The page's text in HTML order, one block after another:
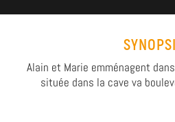
Alain et Marie emménagent
située dans la cave va